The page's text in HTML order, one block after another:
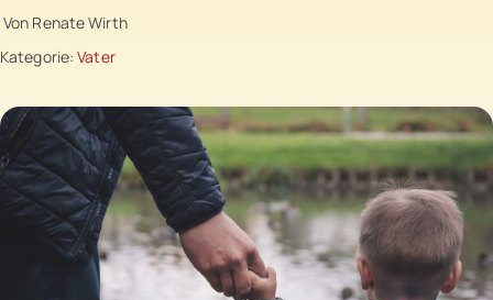
Von Renate Wirth
Kategorie:Vater